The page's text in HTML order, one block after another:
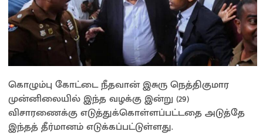
கொழும்பு கோட்டை நீதவான் இசுரு நெத்திகுமார
முன்னிலையில் இந்த வழக்கு இன்று (29)
விசாரணைக்கு எடுத்துக்கொள்ளப்பட்டதை அடுத்தே
இந்தத் தீர்மானம் எடுக்கப்பட்டுள்ளது.